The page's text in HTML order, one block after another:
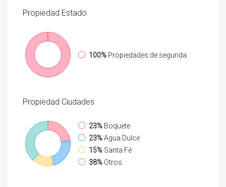
Propiedad Estado
100% Propiedades de segunda
Propiedad Ciudades
23% Boquete
23%Agua Dulce
15% Santa Fé
38% Otros